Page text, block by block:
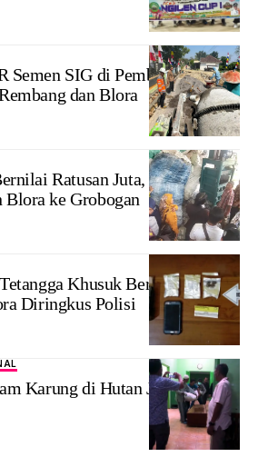
Membangun
Jawa Tengah
Semen Gresik
betonisasi
enam desa di
Rembang dan
Blora. Foto:
Mediajateng/
Wahyu
Prabowo
Semen SIG di Pembangunan
dan Blora
Ratusan Juta, Kades dan
ke Grobogan
Khusuk Berlebaran ke
Diringkus Polisi
Karung di Hutan Jati